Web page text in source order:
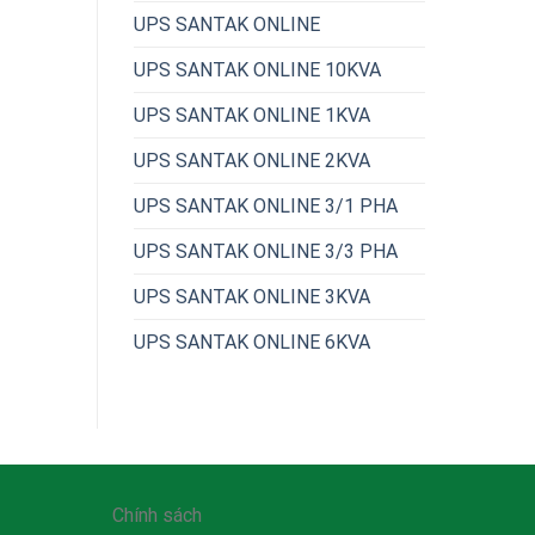
UPS SANTAK ONLINE
UPS SANTAK ONLINE 10KVA
UPS SANTAK ONLINE 1KVA
UPS SANTAK ONLINE 2KVA
UPS SANTAK ONLINE 3/1 PHA
UPS SANTAK ONLINE 3/3 PHA
UPS SANTAK ONLINE 3KVA
UPS SANTAK ONLINE 6KVA
Chính sách